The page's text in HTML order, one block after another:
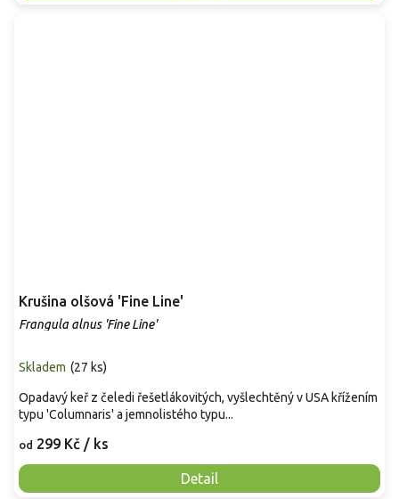
Krušina olšová 'Fine Line'
Frangula alnus 'Fine Line'
Skladem (27 ks)
od 299 Kč / ks
Detail
Opadavý keř z čeledi řešetlákovitých, vyšlechtěný v USA křížením
typu 'Columnaris' a jemnolistého typu...